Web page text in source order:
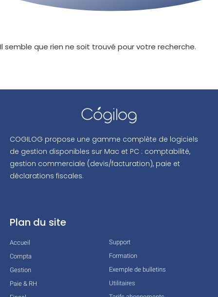
Il semble que rien ne soit trouvé pour votre recherche.
COGILOG propose une gamme complète de logiciels
de gestion disponibles sur Mac et PC : comptabilité,
gestion commerciale (devis/facturation), paie et
déclarations fiscales.
Plan du site
Accueil
Compta
Gestion
Paie & RH
Support
Formation
Exemple de bulletins
Utilitaires